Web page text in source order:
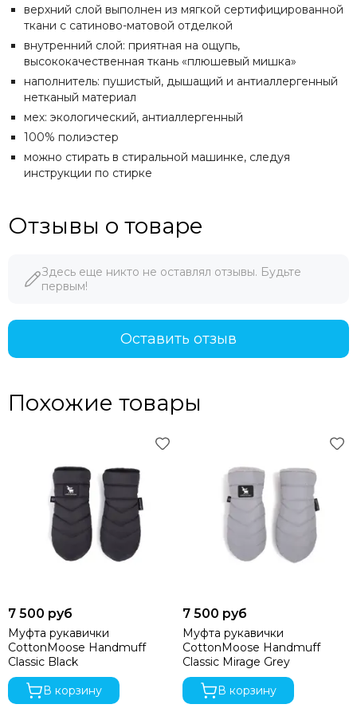
верхний слой выполнен из мягкой сертифицированной
ткани с сатиново-матовой отделкой
внутренний слой: приятная на ощупь,
высококачественная ткань «плюшевый мишка»
наполнитель: пушистый, дышащий и антиаллергенный
нетканый материал
мех: экологический, антиаллергенный
100% полиэстер
можно стирать в стиральной машинке, следуя
инструкции по стирке
Отзывы о товаре
Здесь еще никто не оставлял отзывы. Будьте
первым!
Оставить отзыв
Похожие товары
7 500 руб
Муфта рукавички
CottonMoose Handmuff
Classic Black
В корзину
7 500 руб
Муфта рукавички
CottonMoose Handmuff
Classic Mirage Grey
В корзину